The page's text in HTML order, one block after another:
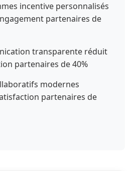
incentive personnalisés
partenaires de
transparente réduit
partenaires de 40%
modernes
partenaires de